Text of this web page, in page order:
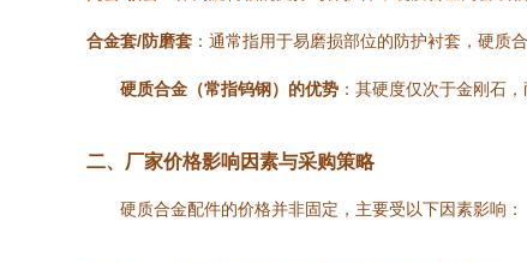
合金套/防磨套 ：通常指用于易磨损部位的防护衬套，硬质
硬质合金（常指钨钢）的优势 ：其硬度仅次于金刚石
二、厂家价格影响因素与采购策略
硬质合金配件的价格并非固定，主要受以下因素影响：